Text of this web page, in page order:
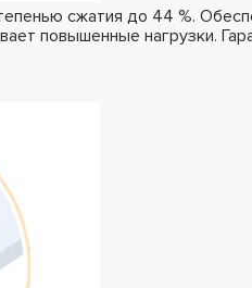
сжатия до 44 %.
повышенные нагрузки.